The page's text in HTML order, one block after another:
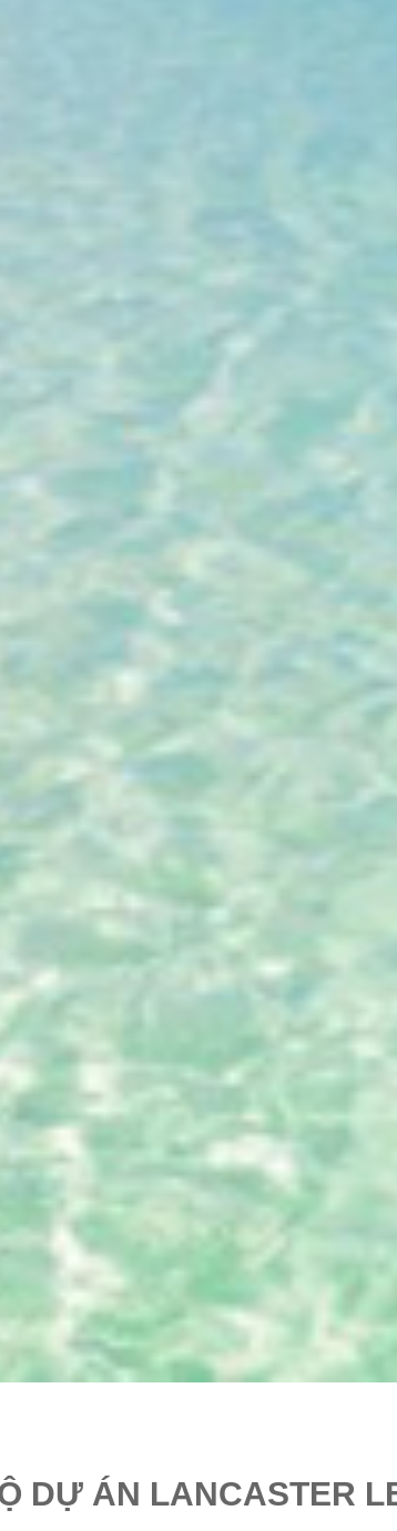
DỰ ÁN LANCASTER